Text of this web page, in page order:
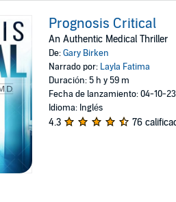
Prognosis Critical
An Authentic Medical Thriller
De:Gary Birken
Narrado por: Layla Fatima
Duración: 5 h y 59 m
Fecha de lanzamiento: 04-10-23
Idioma: Inglés
4.3 76